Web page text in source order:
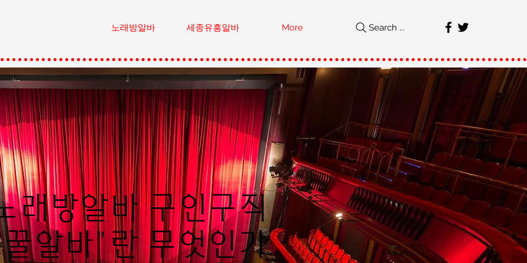
노래방알바 세종유흥알바 More Search ...
래방알바 구인구직
알바"란 무엇인가